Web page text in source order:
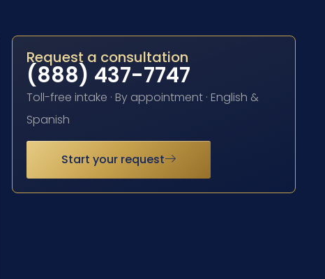
Request a consultation
(888) 437-7747
Toll-free intake · By appointment · English &
Spanish
Start your request